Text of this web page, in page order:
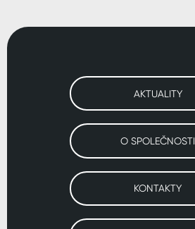
AKTUALITY
O SPOLEČNOSTI
KONTAKTY